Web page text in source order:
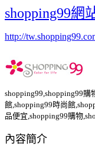
shopping99網
http://
shopping99,shopping99購
館,shopping99時尚館
品便宜,shopping99購物
內容簡介